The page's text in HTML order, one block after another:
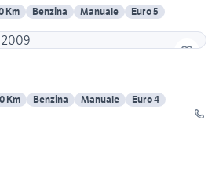
Km Benzina Manuale
Euro 5
Km Benzina Manuale
Euro 4